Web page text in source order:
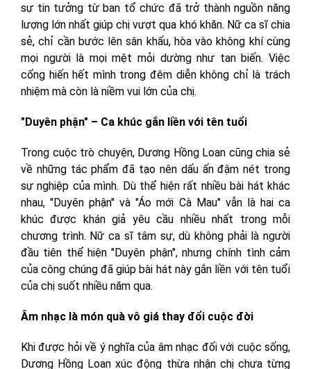
sự tin tưởng từ ban tổ chức đã trở thành nguồn năng
lượng lớn nhất giúp chị vượt qua khó khăn. Nữ ca sĩ chia
sẻ, chỉ cần bước lên sân khấu, hòa vào không khí cùng
mọi người là mọi mệt mỏi dường như tan biến. Việc
cống hiến hết mình trong đêm diễn không chỉ là trách
nhiệm mà còn là niềm vui lớn của chị.
"Duyên phận" – Ca khúc gắn liền với tên tuổi
Trong cuộc trò chuyện, Dương Hồng Loan cũng chia sẻ
về những tác phẩm đã tạo nên dấu ấn đậm nét trong
sự nghiệp của mình. Dù thể hiện rất nhiều bài hát khác
nhau, "Duyên phận" và "Áo mới Cà Mau" vẫn là hai ca
khúc được khán giả yêu cầu nhiều nhất trong mỗi
chương trình. Nữ ca sĩ tâm sự, dù không phải là người
đầu tiên thể hiện "Duyên phận", nhưng chính tình cảm
của công chúng đã giúp bài hát này gắn liền với tên tuổi
của chị suốt nhiều năm qua.
Âm nhạc là món quà vô giá thay đổi cuộc đời
Khi được hỏi về ý nghĩa của âm nhạc đối với cuộc sống,
Dương Hồng Loan xúc động thừa nhận chị chưa từng